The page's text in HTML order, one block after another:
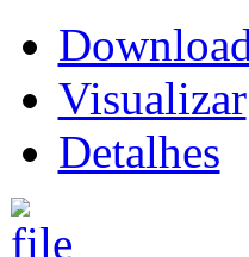
Visualizar
Detalhes